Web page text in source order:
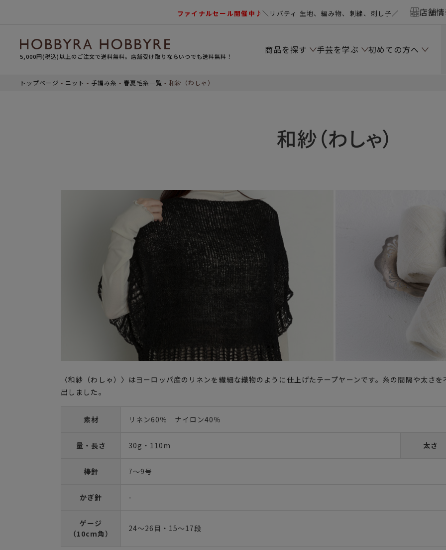
ファイナルセール開催中♪＼リバティ 生地、編み物、刺繍、刺し子／ 店舗
5,000円(税込)以上のご注文で送料無料。店舗受け取りならいつでも送料無料！
商品を探す 手芸を学ぶ 初めての方へ
トップページ ニット 手編み糸 春夏毛糸一覧 和紗（わしゃ）
和紗（わしゃ）
〈和紗（わしゃ）〉はヨーロッパ産のリネンを繊細な織物のように仕上げたテープヤーンです。糸の間隔や太さ
出しました。
素材 リネン60％ ナイロン40％
量・長さ 30g・110m 太さ
棒針 7～9号
かぎ針 -
ゲージ
（10cm角）
24～26目・15～17段